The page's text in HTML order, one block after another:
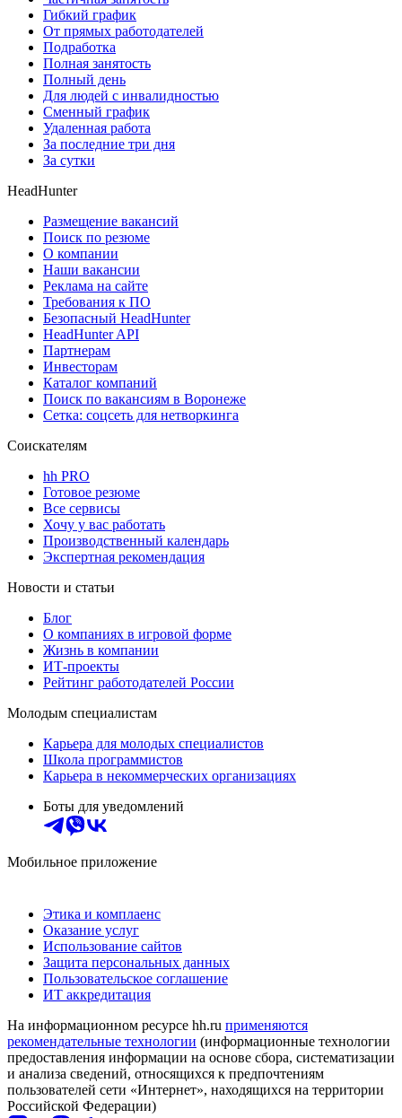
Гибкий график
От прямых работодателей
Подработка
Полная занятость
Полный день
Для людей с инвалидностью
Сменный график
Удаленная работа
За последние три дня
За сутки
HeadHunter
Размещение вакансий
Поиск по резюме
О компании
Наши вакансии
Реклама на сайте
Требования к ПО
Безопасный HeadHunter
HeadHunter API
Партнерам
Инвесторам
Каталог компаний
Поиск по вакансиям в Воронеже
Сетка: соцсеть для нетворкинга
Соискателям
hh PRO
Готовое резюме
Все сервисы
Хочу у вас работать
Производственный календарь
Экспертная рекомендация
Новости и статьи
Блог
О компаниях в игровой форме
Жизнь в компании
ИТ-проекты
Рейтинг работодателей России
Молодым специалистам
Карьера для молодых специалистов
Школа программистов
Карьера в некоммерческих организациях
Боты для уведомлений
Мобильное приложение
Этика и комплаенс
Оказание услуг
Использование сайтов
Защита персональных данных
Пользовательское соглашение
ИТ аккредитация
На информационном ресурсе hh.ru применяются
рекомендательные технологии (информационные технологии
предоставления информации на основе сбора, систематизации
и анализа сведений, относящихся к предпочтениям
пользователей сети «Интернет», находящихся на территории
Российской Федерации)